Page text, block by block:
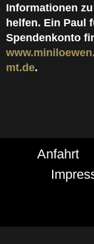
Informationen
helfen. Ein Paul
Spendenkonto
mt.de.
Anfahrt